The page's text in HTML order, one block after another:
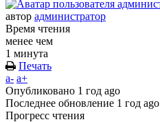
автор администратор
Время чтения
менее чем
1 минута
Печать
a- a+
Опубликовано 1 год ago
Последнее обновление 1 год ago
Прогресс чтения